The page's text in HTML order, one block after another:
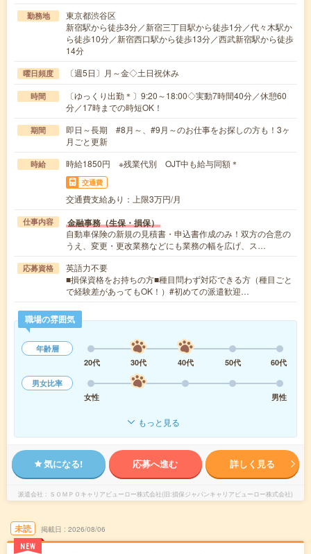
勤務地
東京都渋谷区
新宿駅から徒歩3分／新宿三丁目駅から徒歩1分／代々木駅か
ら徒歩10分／新宿西口駅から徒歩13分／西武新宿駅から徒歩
14分
曜日頻度 〔週5日〕月～金◇土日祝休み
時間
〔ゆっくり出勤＊〕9:20～18:00◇実動7時間40分／休憩60
分／17時までの時短OK！
期間
即日～長期 #8月～、#9月～のお仕事をお探しの方も！3ヶ
月ごと更新
時給 時給1850円 ※残業代別 OJT中も給与同額＊
交通費
交通費支給あり：上限3万円/月
仕事内容 金融事務（生保・損保）
自動車保険の新規の見積書・申込書作成のみ！双方の合意の
うえ、変更・更改業務などにも業務の幅を広げ、ス…
応募資格
英語力不要
■損保資格をお持ちの方■種目問わず対応できる方（種目ごと
で経験差があってもOK！）#初めての派遣歓迎…
職場の雰囲気
年齢層
20代
30代 40代 50代
60代
男女比率
女性
男性
もっと見る
気になる! 応募へ進む 詳しく見る
派遣会社 ＳＯＭＰＯキャリアビューロー株式会社(旧:損保ジャパンキャリアビューロー株式会社)
未読
NEW
掲載日 2026/08/06